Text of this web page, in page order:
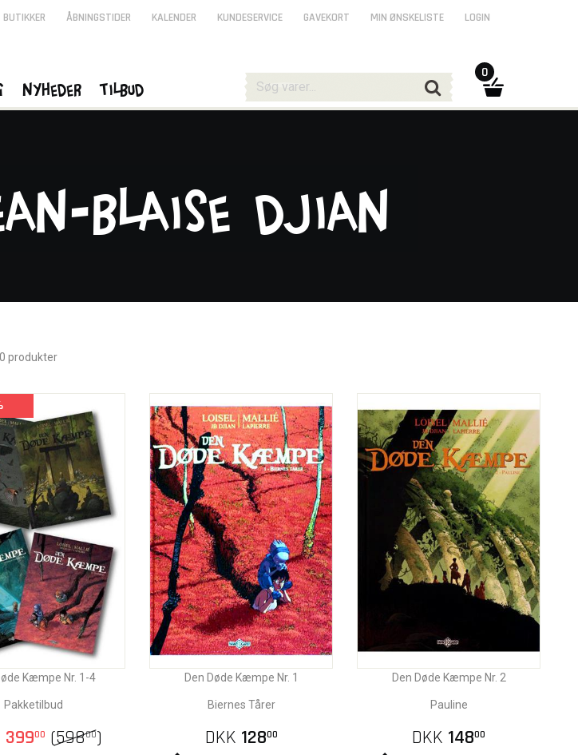
Blaise Djian
produkter
Kæmpe Nr. 1-4
Pakketilbud
39900 (59800)
Den Døde Kæmpe Nr. 1
Biernes Tårer
DKK 12800
Den Døde Kæmpe Nr. 2
Pauline
DKK 14800
BUTIKKER ÅBNINGSTIDER KALENDER KUNDESERVICE GAVEKORT MIN ØNSKELISTE LOGIN
Nyheder Tilbud
0